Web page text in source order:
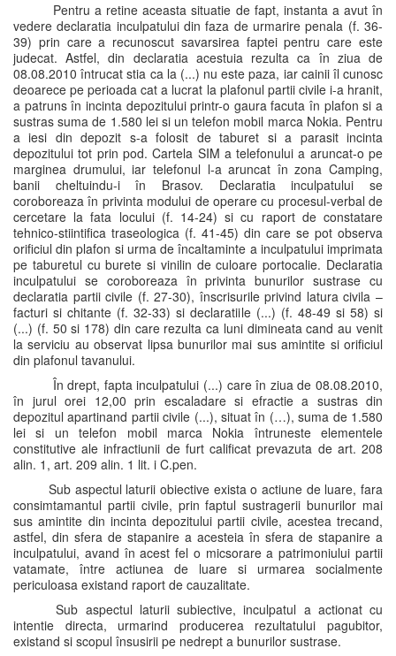
Pentru a retine aceasta situatie de fapt, instanta a avut în
vedere declaratia inculpatului din faza de urmarire penala (f. 36-
39) prin care a recunoscut savarsirea faptei pentru care este
judecat. Astfel, din declaratia acestuia rezulta ca în ziua de
08.08.2010 întrucat stia ca la (...) nu este paza, iar cainii îl cunosc
deoarece pe perioada cat a lucrat la plafonul partii civile i-a hranit,
a patruns în incinta depozitului printr-o gaura facuta în plafon si a
sustras suma de 1.580 lei si un telefon mobil marca Nokia. Pentru
a iesi din depozit s-a folosit de taburet si a parasit incinta
depozitului tot prin pod. Cartela SIM a telefonului a aruncat-o pe
marginea drumului, iar telefonul l-a aruncat în zona Camping,
banii cheltuindu-i în Brasov. Declaratia inculpatului se
coroboreaza în privinta modului de operare cu procesul-verbal de
cercetare la fata locului (f. 14-24) si cu raport de constatare
tehnico-stiintifica traseologica (f. 41-45) din care se pot observa
orificiul din plafon si urma de încaltaminte a inculpatului imprimata
pe taburetul cu burete si vinilin de culoare portocalie. Declaratia
inculpatului se coroboreaza în privinta bunurilor sustrase cu
declaratia partii civile (f. 27-30), înscrisurile privind latura civila –
facturi si chitante (f. 32-33) si declaratiile (...) (f. 48-49 si 58) si
(...) (f. 50 si 178) din care rezulta ca luni dimineata cand au venit
la serviciu au observat lipsa bunurilor mai sus amintite si orificiul
din plafonul tavanului.
În drept, fapta inculpatului (...) care în ziua de 08.08.2010,
în jurul orei 12,00 prin escaladare si efractie a sustras din
depozitul apartinand partii civile (...), situat în (…), suma de 1.580
lei si un telefon mobil marca Nokia întruneste elementele
constitutive ale infractiunii de furt calificat prevazuta de art. 208
alin. 1, art. 209 alin. 1 lit. i C.pen.
Sub aspectul laturii obiective exista o actiune de luare, fara
consimtamantul partii civile, prin faptul sustragerii bunurilor mai
sus amintite din incinta depozitului partii civile, acestea trecand,
astfel, din sfera de stapanire a acesteia în sfera de stapanire a
inculpatului, avand în acest fel o micsorare a patrimoniului partii
vatamate, între actiunea de luare si urmarea socialmente
periculoasa existand raport de cauzalitate.
Sub aspectul laturii subiective, inculpatul a actionat cu
intentie directa, urmarind producerea rezultatului pagubitor,
existand si scopul însusirii pe nedrept a bunurilor sustrase.